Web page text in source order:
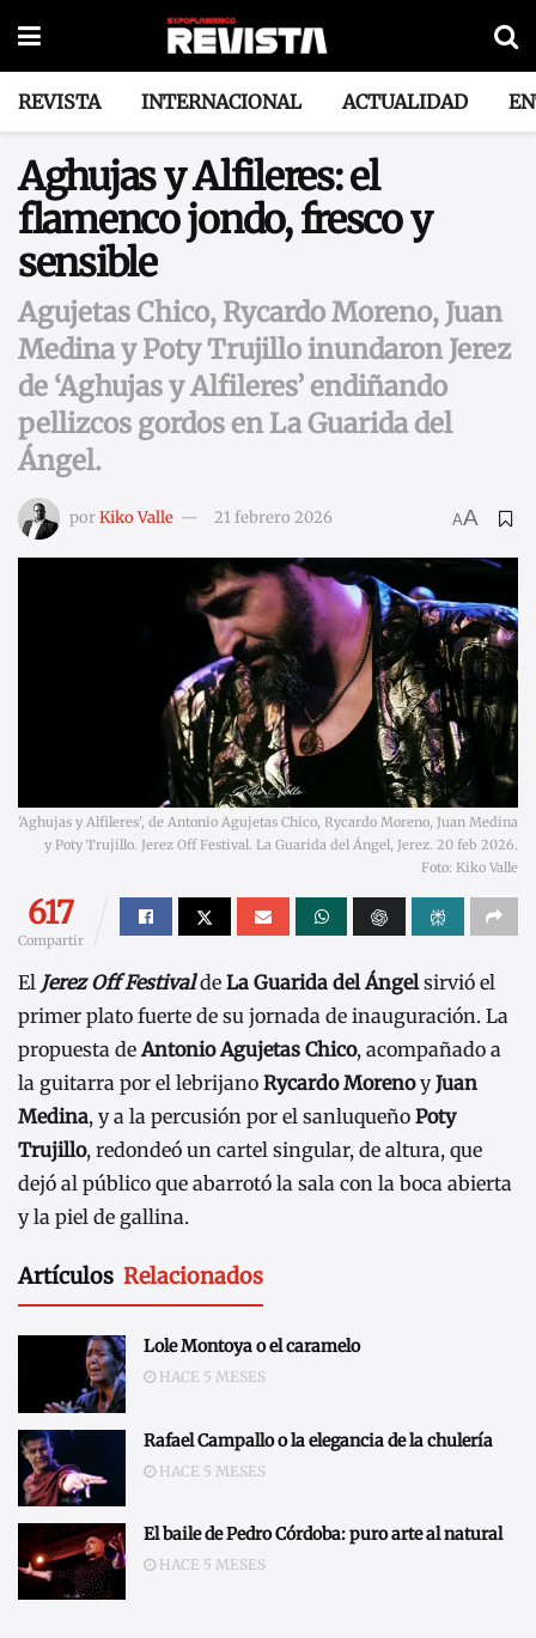
REVISTA INTERNACIONAL ACTUALIDAD
Aghujas y Alfileres: el
flamenco jondo, fresco y
sensible
Agujetas Chico, Rycardo Moreno, Juan
Medina y Poty Trujillo inundaron Jerez
de ‘Aghujas y Alfileres’ endiñando
pellizcos gordos en La Guarida del
Ángel.
porKiko Valle 21 febrero 2026 AA
'Aghujas y Alfileres', de Antonio Agujetas Chico, Rycardo Moreno, Juan Medina
y Poty Trujillo. Jerez Off Festival. La Guarida del Ángel, Jerez. 20 feb 2026.
Foto: Kiko Valle
617
Compartir
El Jerez Off Festivalde La Guarida del Ángelsirvió el
primer plato fuerte de su jornada de inauguración. La
propuesta de Antonio Agujetas Chico, acompañado a
la guitarra por el lebrijano Rycardo MorenoyJuan
Medina, y a la percusión por el sanluqueño Poty
Trujillo, redondeó un cartel singular, de altura, que
dejó al público que abarrotó la sala con la boca abierta
y la piel de gallina.
Artículos Relacionados
Lole Montoya o el caramelo
HACE 5 MESES
Rafael Campallo o la elegancia de la chulería
HACE 5 MESES
El baile de Pedro Córdoba: puro arte al natural
HACE 5 MESES